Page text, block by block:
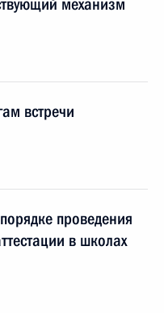
механизм
встречи
проведения
в школах